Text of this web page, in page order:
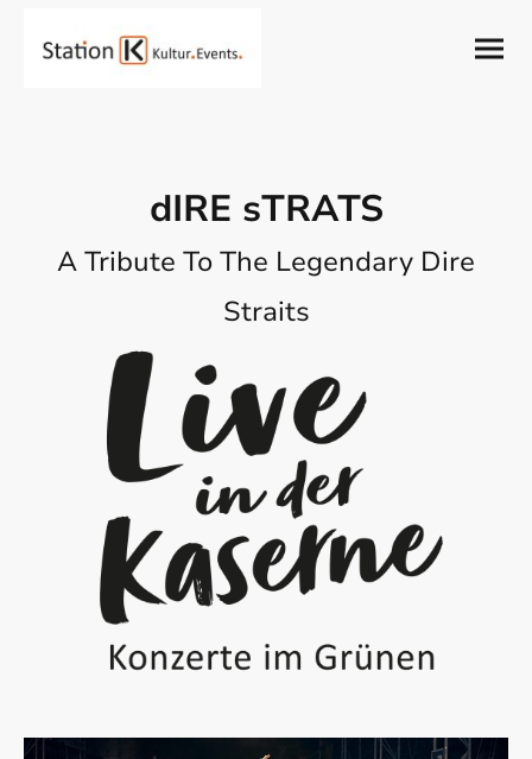
dIRE sTRATS
A Tribute To The Legendary Dire
Straits